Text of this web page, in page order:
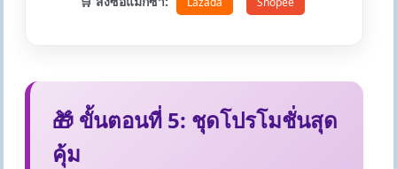
🎁 ขั้นตอนที่ 5: ชุดโปรโมชั่นสุด
คุ้ม